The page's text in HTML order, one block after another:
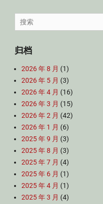
Search
for:
归档
2026 年 8 月 (1)
2026 年 5 月 (3)
2026 年 4 月 (16)
2026 年 3 月 (15)
2026 年 2 月 (42)
2026 年 1 月 (6)
2025 年 9 月 (3)
2025 年 8 月 (3)
2025 年 7 月 (4)
2025 年 6 月 (1)
2025 年 4 月 (1)
2025 年 3 月 (4)